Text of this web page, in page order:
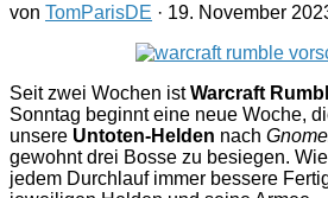
von TomParisDE · 19. November
Seit zwei Wochen istWarcraft
Sonntag beginnt eine neue Woche,
unsere Untoten-Helden nach
gewohnt drei Bosse zu besiegen.
jedem Durchlauf immer bessere